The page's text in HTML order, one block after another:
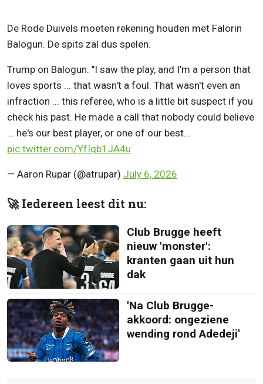
De Rode Duivels moeten rekening houden met Falorin
Balogun. De spits zal dus spelen.
Trump on Balogun: "I saw the play, and I'm a person that
loves sports ... that wasn't a foul. That wasn't even an
infraction ... this referee, who is a little bit suspect if you
check his past. He made a call that nobody could believe
... he's our best player, or one of our best…
pic.twitter.com/YfIqb1JA4u
— Aaron Rupar (@atrupar) July 6, 2026
🚀 Iedereen leest dit nu:
Club Brugge heeft
nieuw 'monster':
kranten gaan uit hun
dak
'Na Club Brugge-
akkoord: ongeziene
wending rond Adedeji'